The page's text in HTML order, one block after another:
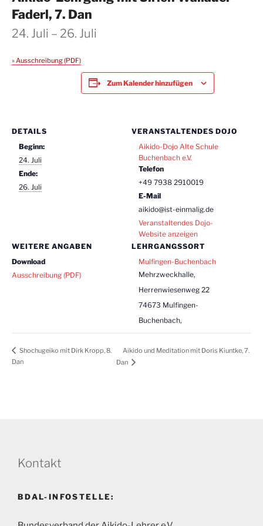
Faderl, 7. Dan
24. Juli – 26. Juli
» Ausschreibung (PDF)
Zum Kalender hinzufügen
DETAILS
Beginn:
24. Juli
Ende:
26. Juli
LEHRGANGSSORT
Mulfingen-Buchenbach
Mehrzweckhalle,
Herrenwiesenweg 22
74673 Mulfingen-
Buchenbach,
VERANSTALTENDES DOJO
Aikido-Dojo Alte Schule
Buchenbach e.V.
Telefon
+49 7938 2910019
E-Mail
aikido@ist-einmalig.de
Veranstaltendes Dojo-
Website anzeigen
WEITERE ANGABEN
Download
Ausschreibung (PDF)
Shochugeiko mit Dirk Kropp, 8.
Dan
Aikido und Meditation mit Doris Kiuntke, 7.
Dan
Kontakt
BDAL-INFOSTELLE: